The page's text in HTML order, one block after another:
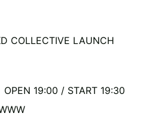
COLLECTIVE LAUNCH
OPEN 19:00 / START 19:30